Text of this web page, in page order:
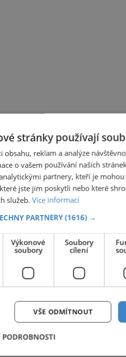
stránky používají
obsahu, reklam a analýze
o vašem používání našich
partnery, kteří je
jste jim poskytli nebo které
služeb. Více informací
PARTNERY (1616) →
Výkonové
soubory
Soubory
cílení
VŠE ODMÍTNOUT